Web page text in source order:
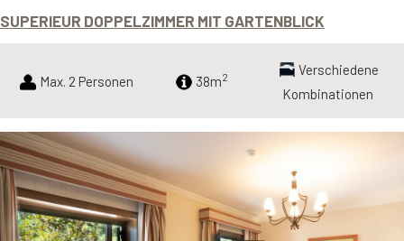
SUPERIEUR DOPPELZIMMER MIT GARTENBLICK
Max. 2 Personen 38m2
Verschiedene
Kombinationen